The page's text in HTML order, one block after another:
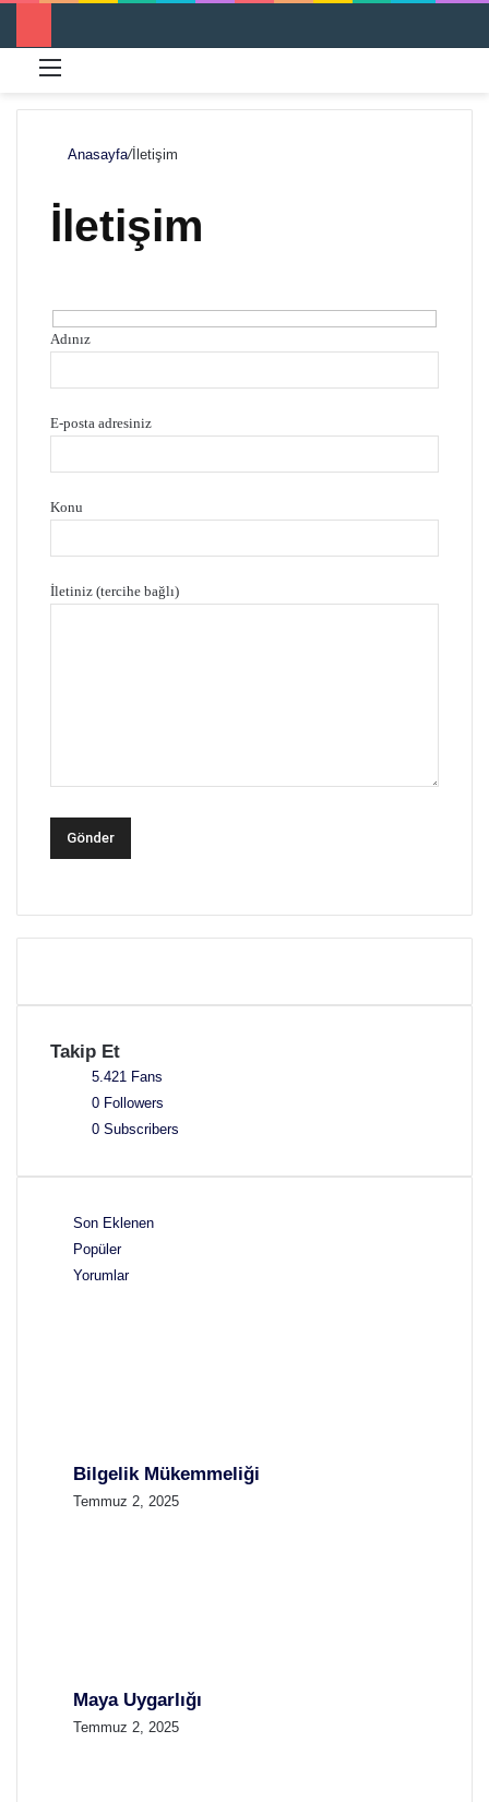
Anasayfa/İletişim
İletişim
Adınız
E-posta adresiniz
Konu
İletiniz (tercihe bağlı)
Takip Et
5.421 Fans
0 Followers
0 Subscribers
Son Eklenen
Popüler
Yorumlar
Bilgelik Mükemmeliği
Temmuz 2, 2025
Maya Uygarlığı
Temmuz 2, 2025